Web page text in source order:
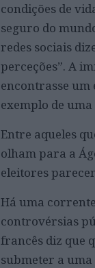
condições de
seguro do
redes sociais
perceções”. A
encontrasse um
exemplo de
Entre aqueles
olham para a
eleitores
Há uma
controvérsias
francês diz que
submeter a